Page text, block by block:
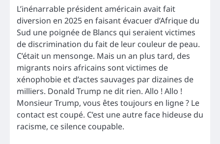
L’inénarrable président américain avait fait
diversion en 2025 en faisant évacuer d’Afrique du
Sud une poignée de Blancs qui seraient victimes
de discrimination du fait de leur couleur de peau.
C’était un mensonge. Mais un an plus tard, des
migrants noirs africains sont victimes de
xénophobie et d’actes sauvages par dizaines de
milliers. Donald Trump ne dit rien. Allo ! Allo !
Monsieur Trump, vous êtes toujours en ligne ? Le
contact est coupé. C’est une autre face hideuse du
racisme, ce silence coupable.